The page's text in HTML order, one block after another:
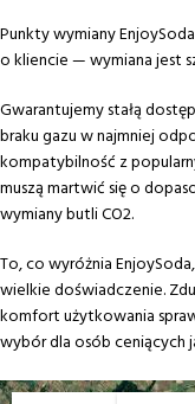
Punkty wymiany
o kliencie — wymiana jest
Gwarantujemy stałą
braku gazu w najmniej
kompatybilność z
muszą martwić się o
wymiany butli CO2.
To, co wyróżnia
wielkie doświadczenie.
komfort użytkowania
wybór dla osób ceniących